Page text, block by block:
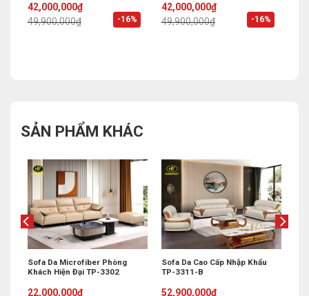
-16%
49,900,000₫
Original
price
was:
42,000,000₫
Current
price
is:
-16%
49,900,000₫
Original
price
was:
42,000,000₫
Current
price
is:
SẢN PHẨM KHÁC
Sofa Da Microfiber Phòng
Khách Hiện Đại TP-3302
Original
22,000,000₫
Current
Sofa Da Cao Cấp Nhập Khẩu
TP-3311-B
Original
52,900,000₫
Current